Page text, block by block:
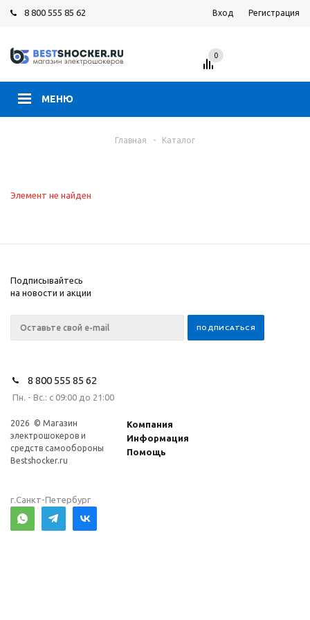
8 800 555 85 62 Вход Регистрация
МЕНЮ
0
Главная - Каталог
Элемент не найден
Подписывайтесь
на новости и акции
8 800 555 85 62
Пн. - Вс.: с 09:00 до 21:00
2026 © Магазин
электрошокеров и
средств самообороны
Bestshocker.ru
г.Санкт-Петербург
Компания
Информация
Помощь